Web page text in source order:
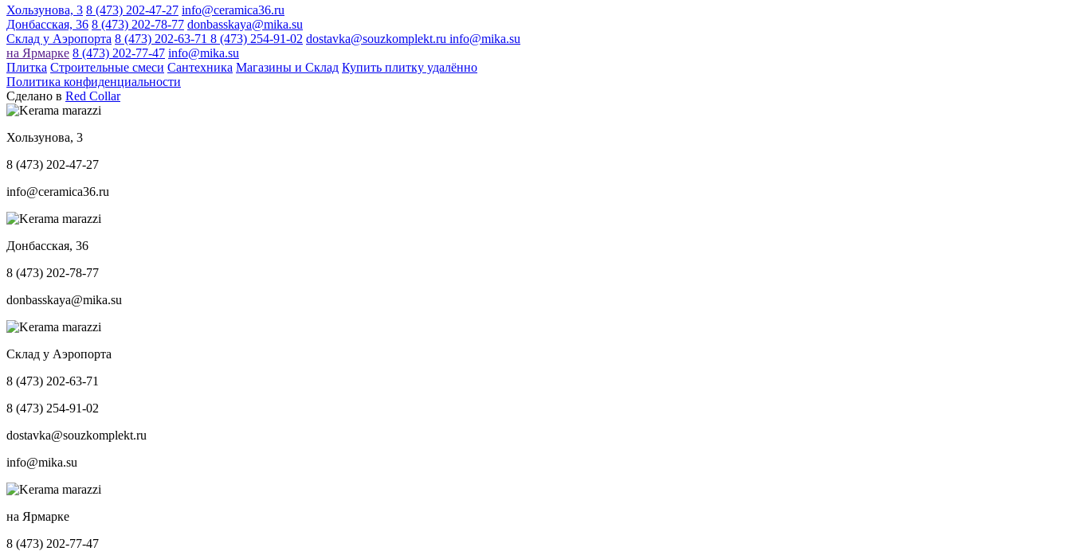
Хользунова, 3 8 (473) 202-47-27 info@ceramica36.ru
Донбасская, 36 8 (473) 202-78-77 donbasskaya@mika.su
Склад у Аэропорта 8 (473) 202-63-71 8 (473) 254-91-02 dostavka@souzkomplekt.ru info@mika.su
на Ярмарке 8 (473) 202-77-47 info@mika.su
Плитка Строительные смеси Сантехника Магазины и Склад Купить плитку удалённо
Политика конфиденциальности
Сделано в Red Collar
Хользунова, 3
8 (473) 202-47-27
info@ceramica36.ru
Донбасская, 36
8 (473) 202-78-77
donbasskaya@mika.su
Склад у Аэропорта
8 (473) 202-63-71
8 (473) 254-91-02
dostavka@souzkomplekt.ru
info@mika.su
на Ярмарке
8 (473) 202-77-47